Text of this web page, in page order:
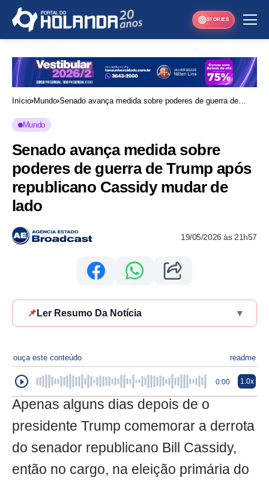
STORIES
Início Mundo Senado avança medida sobre poderes de guerra de
Mundo
Senado avança medida sobre
poderes de guerra de Trump após
republicano Cassidy mudar de
lado
19/05/2026 às 21h57
📌 Ler Resumo Da Notícia ▾
ouça este conteúdo readme
0:00 1.0x
Apenas alguns dias depois de o
presidente Trump comemorar a derrota
do senador republicano Bill Cassidy,
então no cargo, na eleição primária do